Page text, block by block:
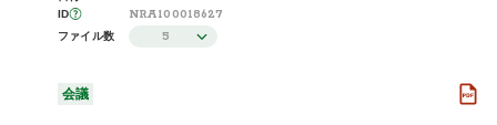
ID NRA100018627
ファイル数 5
会議